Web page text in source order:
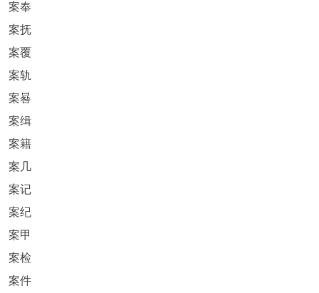
案奉
案抚
案覆
案轨
案晷
案缉
案籍
案几
案记
案纪
案甲
案检
案件